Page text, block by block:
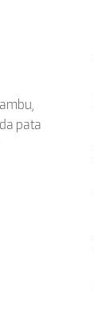
pata